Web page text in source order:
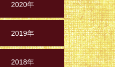
2020年
2019年
2018年